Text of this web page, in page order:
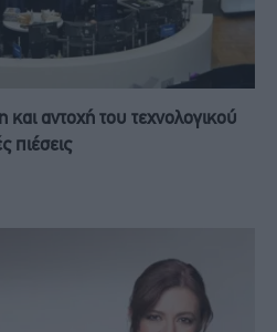
αντοχή του τεχνολογικού
πιέσεις